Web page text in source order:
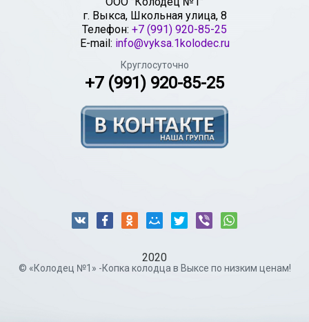
г. Выкса, Школьная улица, 8
Телефон: +7 (991) 920-85-25
E-mail: info@vyksa.1kolodec.ru
Круглосуточно
+7 (991) 920-85-25
2020
© «Колодец №1» -Копка колодца в Выксе по низким ценам!